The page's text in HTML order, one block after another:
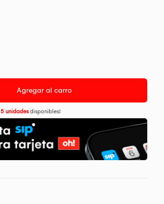
Agregar al carro
5 unidadesdisponibles!